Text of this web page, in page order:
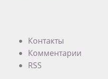
Контакты
Комментарии
RSS